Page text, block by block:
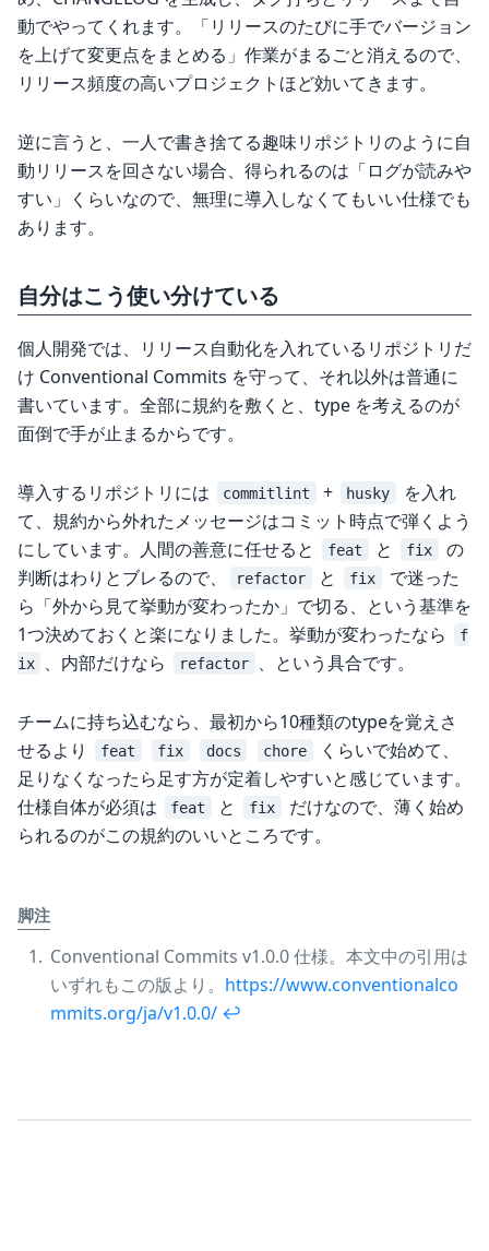
動でやってくれます。「リリースのたびに手でバージョン
を上げて変更点をまとめる」作業がまるごと消えるので、
リリース頻度の高いプロジェクトほど効いてきます。
逆に言うと、一人で書き捨てる趣味リポジトリのように自
動リリースを回さない場合、得られるのは「ログが読みや
すい」くらいなので、無理に導入しなくてもいい仕様でも
あります。
自分はこう使い分けている
個人開発では、リリース自動化を入れているリポジトリだ
け Conventional Commits を守って、それ以外は普通に
書いています。全部に規約を敷くと、type を考えるのが
面倒で手が止まるからです。
導入するリポジトリには commitlint + husky
を入れ
て、規約から外れたメッセージはコミット時点で弾くよう
にしています。人間の善意に任せると
feat と fix
の
判断はわりとブレるので、
refactor と fix
で迷った
ら「外から見て挙動が変わったか」で切る、という基準を
1つ決めておくと楽になりました。挙動が変わったなら
f
ix
、内部だけなら refactor 、という具合です。
チームに持ち込むなら、最初から10種類のtypeを覚えさ
せるより
feat fix docs chore
くらいで始めて、
足りなくなったら足す方が定着しやすいと感じています。
仕様自体が必須は
feat と fix
だけなので、薄く始め
られるのがこの規約のいいところです。
脚注
Conventional Commits v1.0.0 仕様。本文中の引用は
いずれもこの版より。 https://www.conventionalco
mmits.org/ja/v1.0.0/ ↩︎